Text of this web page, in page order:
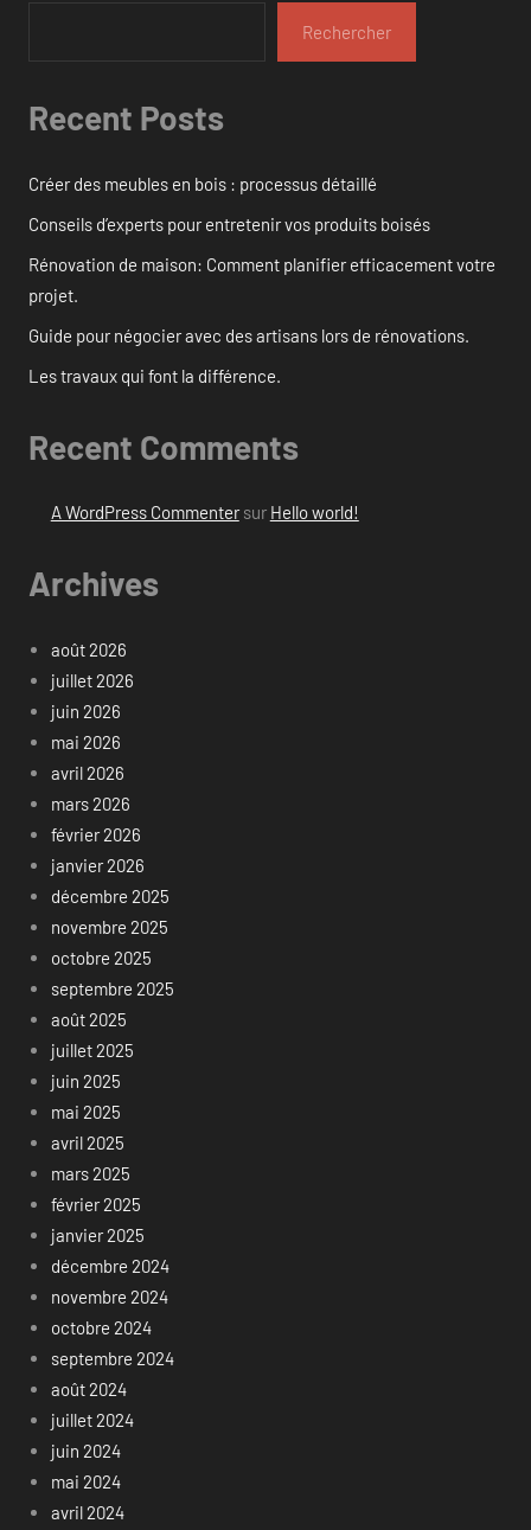
Rechercher
Recent Posts
Créer des meubles en bois : processus détaillé
Conseils d’experts pour entretenir vos produits boisés
Rénovation de maison: Comment planifier efficacement votre
projet.
Guide pour négocier avec des artisans lors de rénovations.
Les travaux qui font la différence.
Recent Comments
A WordPress Commentersur Hello world!
Archives
août 2026
juillet 2026
juin 2026
mai 2026
avril 2026
mars 2026
février 2026
janvier 2026
décembre 2025
novembre 2025
octobre 2025
septembre 2025
août 2025
juillet 2025
juin 2025
mai 2025
avril 2025
mars 2025
février 2025
janvier 2025
décembre 2024
novembre 2024
octobre 2024
septembre 2024
août 2024
juillet 2024
juin 2024
mai 2024
avril 2024